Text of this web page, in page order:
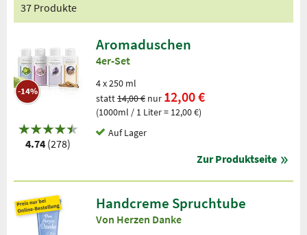
37 Produkte
-14%
4.74 (278)
Aromaduschen
4er-Set
4 x 250 ml
statt14,00 € nur 12,00 €
(1000ml / 1 Liter = 12,00 €)
Auf Lager
Zur Produktseite
Handcreme Spruchtube
Von Herzen Danke